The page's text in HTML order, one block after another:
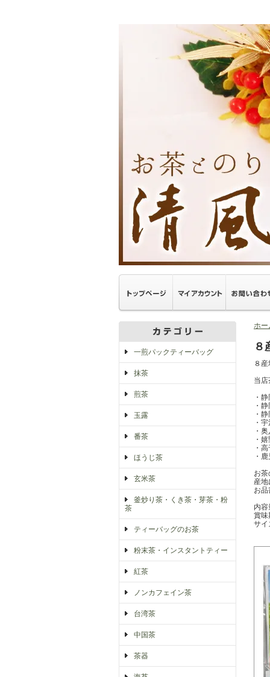
一煎パックティーバッグ
抹茶
煎茶
玉露
番茶
ほうじ茶
玄米茶
釜炒り茶・くき茶・芽茶・粉
茶
ティーバッグのお茶
粉末茶・インスタントティー
紅茶
ノンカフェイン茶
台湾茶
中国茶
茶器
ホー
８
８
当
・
・
・
・
・
・
・
・
お
産
お
内容
賞味
サイ